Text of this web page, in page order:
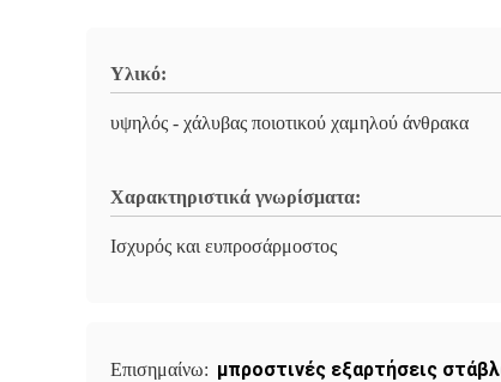
Υλικό:
υψηλός - χάλυβας ποιοτικού χαμηλού άνθρακα
Χαρακτηριστικά γνωρίσματα:
Ισχυρός και ευπροσάρμοστος
Επισημαίνω: μπροστινές εξαρτήσεις